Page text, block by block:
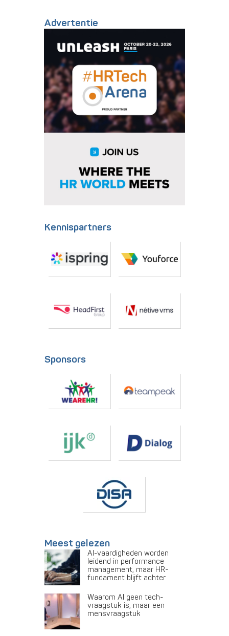
Advertentie
Kennispartners
Sponsors
Meest gelezen
AI-vaardigheden worden
leidend in performance
management, maar HR-
fundament blijft achter
Waarom AI geen tech-
vraagstuk is, maar een
mensvraagstuk